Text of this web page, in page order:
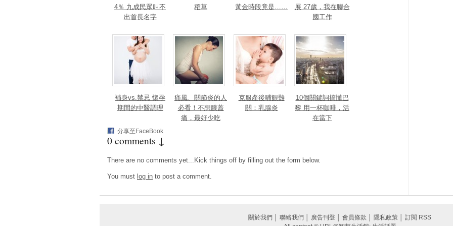
4％ 九成民眾叫不
出首長名字
稻草
黃金時段竟是……
展 27歲，我在聯合
國工作
補身vs.禁忌 懷孕
期間的中醫調理
痛風、‎關節炎的人
必看！不想膝蓋
痛，最好少吃
克服產後哺餵難
關：乳腺炎
10個關鍵詞搞懂巴
黎 用一杯咖啡，活
在當下
分享至FaceBook
0 comments ↓
There are no comments yet...Kick things off by filling out the form below.
You must log in to post a comment.
關於我們 聯絡我們 廣告刊登 會員條款 隱私政策
訂閱 RSS